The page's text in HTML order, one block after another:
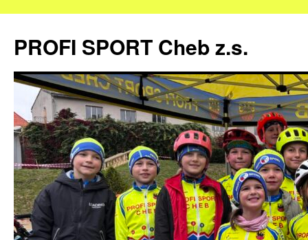
obsahu
webu
PROFI SPORT Cheb z.s.